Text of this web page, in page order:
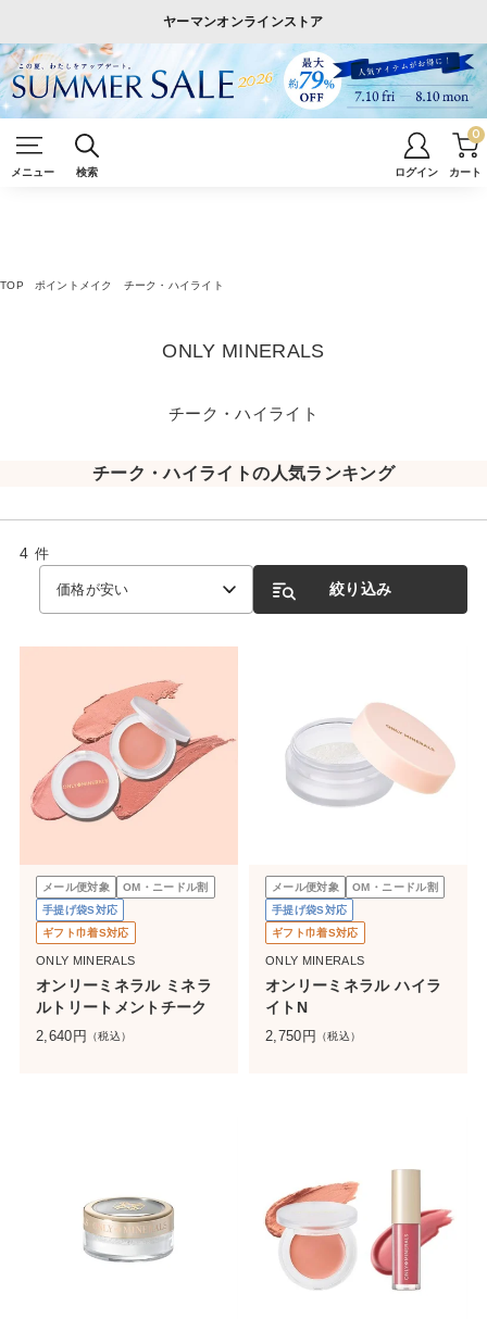
ヤーマンオンラインストア
メニュー 検索 ログイン カート
0
TOP ポイントメイク チーク・ハイライト
ONLY MINERALS
チーク・ハイライト
チーク・ハイライトの人気ランキング
4 件
価格が安い 絞り込み
メール便対象
OM・ニードル割
手提げ袋S対応
ギフト巾着S対応
ONLY MINERALS
オンリーミネラル ミネラ
ルトリートメントチーク
2,640 円 （税込）
メール便対象
OM・ニードル割
手提げ袋S対応
ギフト巾着S対応
ONLY MINERALS
オンリーミネラル ハイラ
イトN
2,750 円 （税込）